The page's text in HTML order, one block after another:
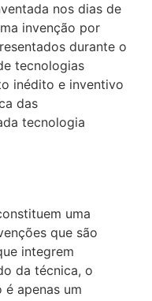
nos dias de
invenção por
durante o
tecnologias
inédito e inventivo
das
tecnologia
uma
que são
integrem
da técnica, o
apenas um